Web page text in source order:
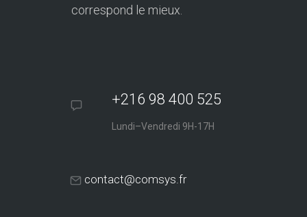
correspond le mieux.
+216 98 400 525
Lundi–Vendredi 9H-17H
contact@comsys.fr